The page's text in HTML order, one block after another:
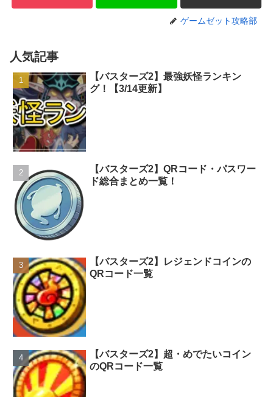
ゲームゼット攻略部
人気記事
【バスターズ2】最強妖怪ランキン
グ！【3/14更新】
【バスターズ2】QRコード・パスワー
ド総合まとめ一覧！
【バスターズ2】レジェンドコインの
QRコード一覧
【バスターズ2】超・めでたいコイン
のQRコード一覧